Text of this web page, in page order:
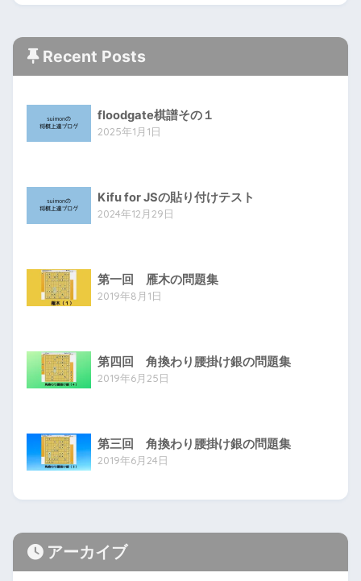
Recent Posts
floodgate棋譜その１
2025年1月1日
Kifu for JSの貼り付けテスト
2024年12月29日
第一回 雁木の問題集
2019年8月1日
第四回 角換わり腰掛け銀の問題集
2019年6月25日
第三回 角換わり腰掛け銀の問題集
2019年6月24日
アーカイブ